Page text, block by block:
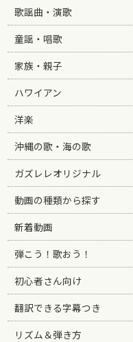
歌謡曲・演歌
童謡・唱歌
家族・親子
ハワイアン
洋楽
沖縄の歌・海の歌
ガズレレオリジナル
動画の種類から探す
新着動画
弾こう！歌おう！
初心者さん向け
翻訳できる字幕つき
リズム＆弾き方